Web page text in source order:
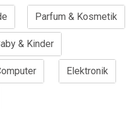
Parfum & Kosmetik
& Kinder
Elektronik